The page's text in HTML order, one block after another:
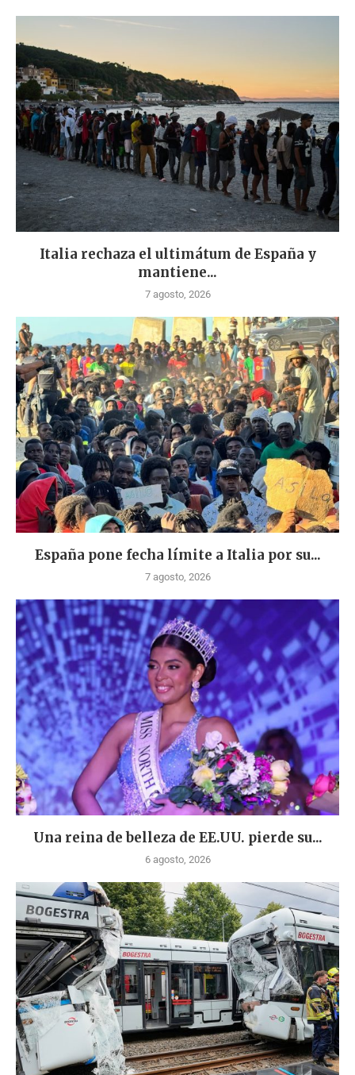
Italia rechaza el ultimátum de España y
mantiene...
7 agosto, 2026
España pone fecha límite a Italia por su...
7 agosto, 2026
Una reina de belleza de EE.UU. pierde su...
6 agosto, 2026